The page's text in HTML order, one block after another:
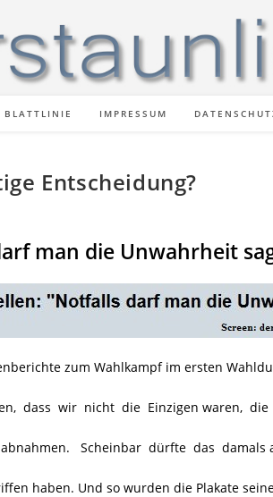
BLATTLINIE IMPRESSUM
Entscheidung?
man die Unwahrheit
zum Wahlkampf im ersten
dass wir nicht die Einzigen waren, die
Scheinbar dürfte das damals
haben. Und so wurden die Plakate